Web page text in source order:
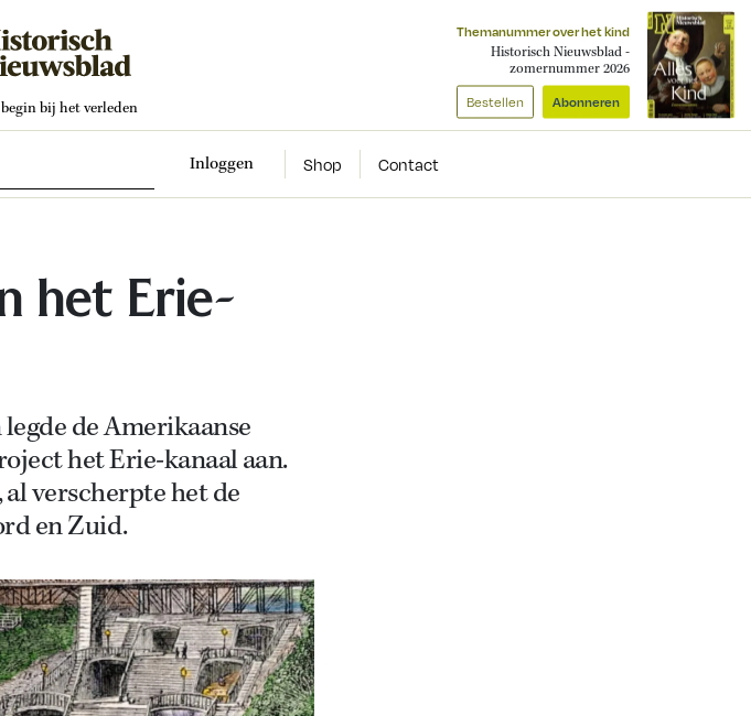
bij het verleden
Themanummer over het kind
Historisch Nieuwsblad -
zomernummer 2026
Bestellen Abonneren
Inloggen Shop Contact
het Erie-
de Amerikaanse
het Erie-kanaal aan.
verscherpte het de
en Zuid.